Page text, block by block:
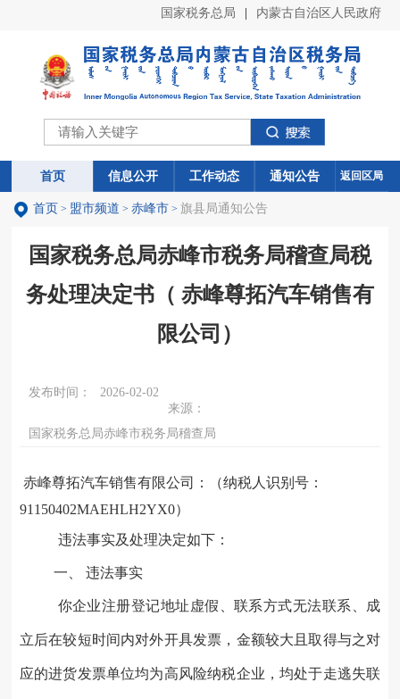
国家税务总局 内蒙古自治区人民政府
首页 信息公开 工作动态 通知公告
首页 信息公开 工作动态 通知公告 返回区局
首页 > 盟市频道 > 赤峰市> 旗县局通知公告
国家税务总局赤峰市税务局稽查局税
务处理决定书（ 赤峰尊拓汽车销售有
限公司）
发布时间：
2026-02-02
来源：
国家税务总局赤峰市税务局稽查局
赤峰尊拓汽车销售有限公司
：（纳税人识别号：
91150402MAEHLH2YX0）
违法事实及处理决定如下：
一、 违法事实
你企业注册登记地址虚假、联系方式无法联系、成
立后在较短时间内对外开具发票，金额较大且取得与之对
应的进货发票单位均为高风险纳税企业，均处于走逃失联